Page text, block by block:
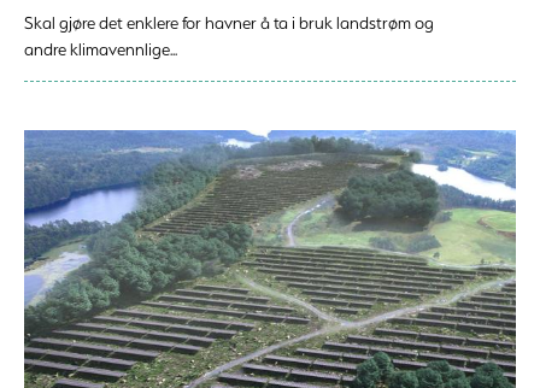
Skal gjøre det enklere for havner å ta i bruk landstrøm og
andre klimavennlige...